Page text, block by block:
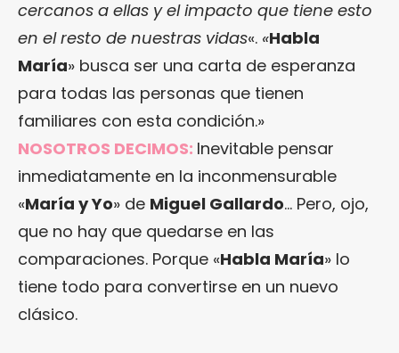
cercanos a ellas y el impacto que tiene esto
en el resto de nuestras vidas«. «Habla
María» busca ser una carta de esperanza
para todas las personas que tienen
familiares con esta condición.»
NOSOTROS DECIMOS: Inevitable pensar
inmediatamente en la inconmensurable
«María y Yo» de Miguel Gallardo… Pero, ojo,
que no hay que quedarse en las
comparaciones. Porque «Habla María» lo
tiene todo para convertirse en un nuevo
clásico.